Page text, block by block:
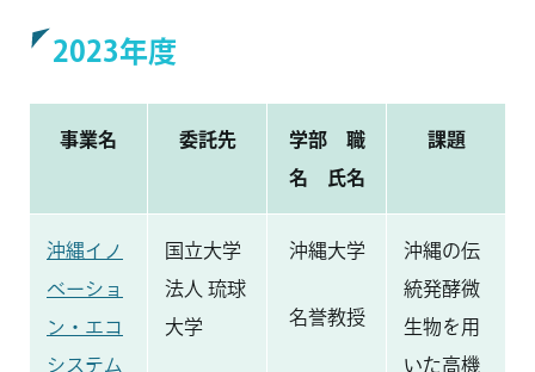
2023年度
事業名 委託先
学部 職
名 氏名
課題
沖縄イノ
ベーショ
ン・エコ
システム
国立大学
法人 琉球
大学
沖縄大学
名誉教授
沖縄の伝
統発酵微
生物を用
いた高機